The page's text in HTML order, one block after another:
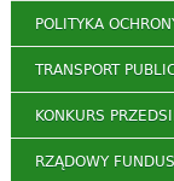
POLITYKA
TRANSPORT
KONKURS
RZĄDOWY